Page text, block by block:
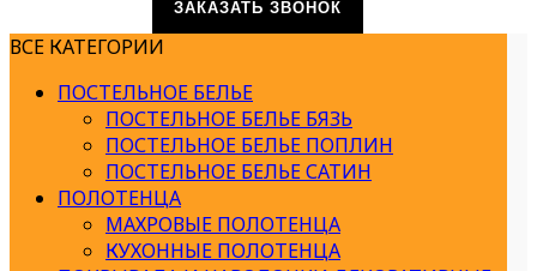
ЗАКАЗАТЬ ЗВОНОК
ВСЕ КАТЕГОРИИ
ПОСТЕЛЬНОЕ БЕЛЬЕ
ПОСТЕЛЬНОЕ БЕЛЬЕ БЯЗЬ
ПОСТЕЛЬНОЕ БЕЛЬЕ ПОПЛИН
ПОСТЕЛЬНОЕ БЕЛЬЕ САТИН
ПОЛОТЕНЦА
МАХРОВЫЕ ПОЛОТЕНЦА
КУХОННЫЕ ПОЛОТЕНЦА